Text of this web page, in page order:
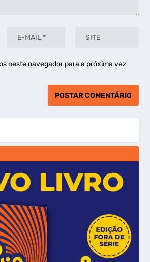
neste navegador para a próxima vez